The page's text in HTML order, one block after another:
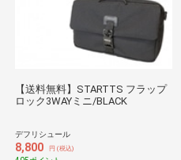
【送料無料】STARTTS フラップ
ロック3WAYミニ/BLACK
デフリシュール
8,800 円 (税込)